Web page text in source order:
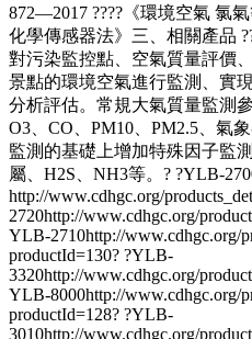
872—2017 ????《環境空氣 氯
化學傳感器法》三、相關產品
對污染監控點、空氣質量評價
景點的環境空氣進行監測、實
分析評估。常規大氣質量監測
O3、CO、PM10、PM2.5、氣
監測的基礎上增加特殊因子監
屬、H2S、NH3等。? ?YLB-
http://www.cdhgc.org/
2720http://www.cdhgc.org/
YLB-2710http://www.cdhgc.org/
productId=130? ?YLB-
3320http://www.cdhgc.org/
YLB-8000http://www.cdhgc.org/
productId=128? ?YLB-
3010http://www.cdhgc.org/